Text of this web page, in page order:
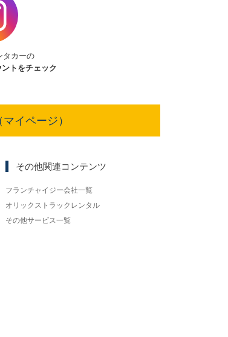
タカーの
トをチェック
イページ）
その他関連コンテンツ
フランチャイジー会社一覧
オリックストラックレンタル
その他サービス一覧